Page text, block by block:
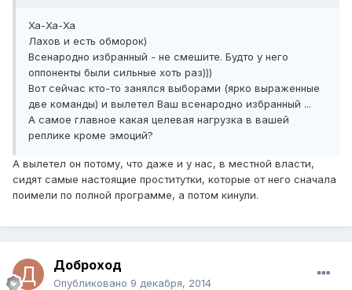
Ха-Ха-Ха
Лахов и есть обморок)
Всенародно избранный - не смешите. Будто у него
оппоненты были сильные хоть раз)))
Вот сейчас кто-то занялся выборами (ярко выраженные
две команды) и вылетел Ваш всенародно избранный ...
А самое главное какая целевая нагрузка в вашей
реплике кроме эмоций?
А вылетел он потому, что даже и у нас, в местной власти,
сидят самые настоящие проститутки, которые от него сначала
поимели по полной программе, а потом кинули.
Доброход
Опубликовано 9 декабря, 2014